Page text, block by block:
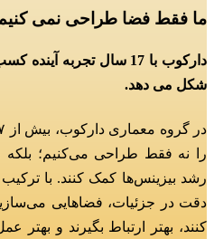
ما فقط فضا طراحی نمی
دارکوب با 17 سال تجربه
شکل می دهد.
را نه فقط طراحی می‌کنیم؛
رشد بیزینس‌ها کمک کنند. با
دقت در جزئیات، فضاهایی
کنند، بهتر ارتباط بگیرند و بهتر